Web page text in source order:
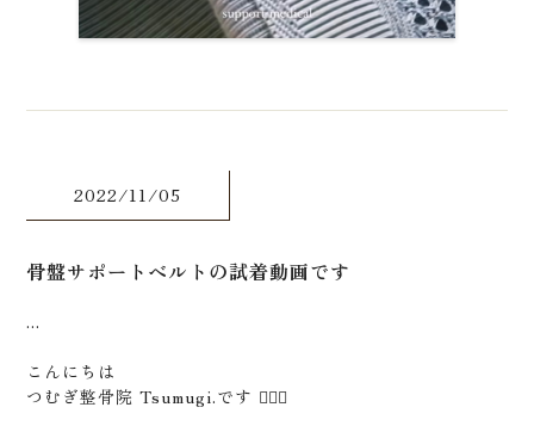
2022/11/05
骨盤サポートベルトの試着動画です
...
こんにちは
つむぎ整骨院 Tsumugi.です 🙋🏻‍♂️